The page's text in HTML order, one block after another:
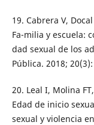
19. Cabrera V,
Fa-milia y escuela:
dad sexual de los
Pública. 2018;
20. Leal I, Molina
Edad de inicio
sexual y violencia